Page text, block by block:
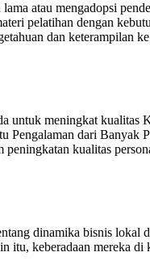
atau mengadopsi
pelatihan dengan
dan keterampilan
meningkat kualitas
dari Banyak
kualitas
dinamika bisnis lokal
keberadaan mereka di